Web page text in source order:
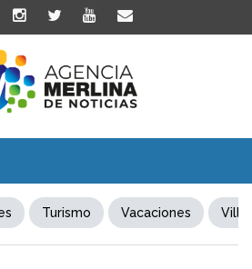
Turismo Vacaciones Villa